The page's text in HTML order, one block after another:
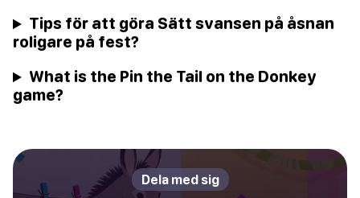
Tips för att göra Sätt svansen på åsnan
roligare på fest?
What is the Pin the Tail on the Donkey
game?
Dela med sig